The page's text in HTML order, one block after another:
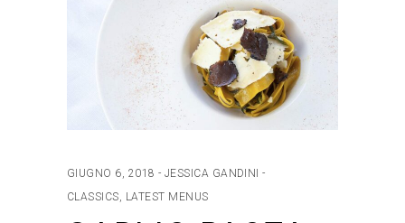
GIUGNO 6, 2018
JESSICA GANDINI
CLASSICS, LATEST MENUS